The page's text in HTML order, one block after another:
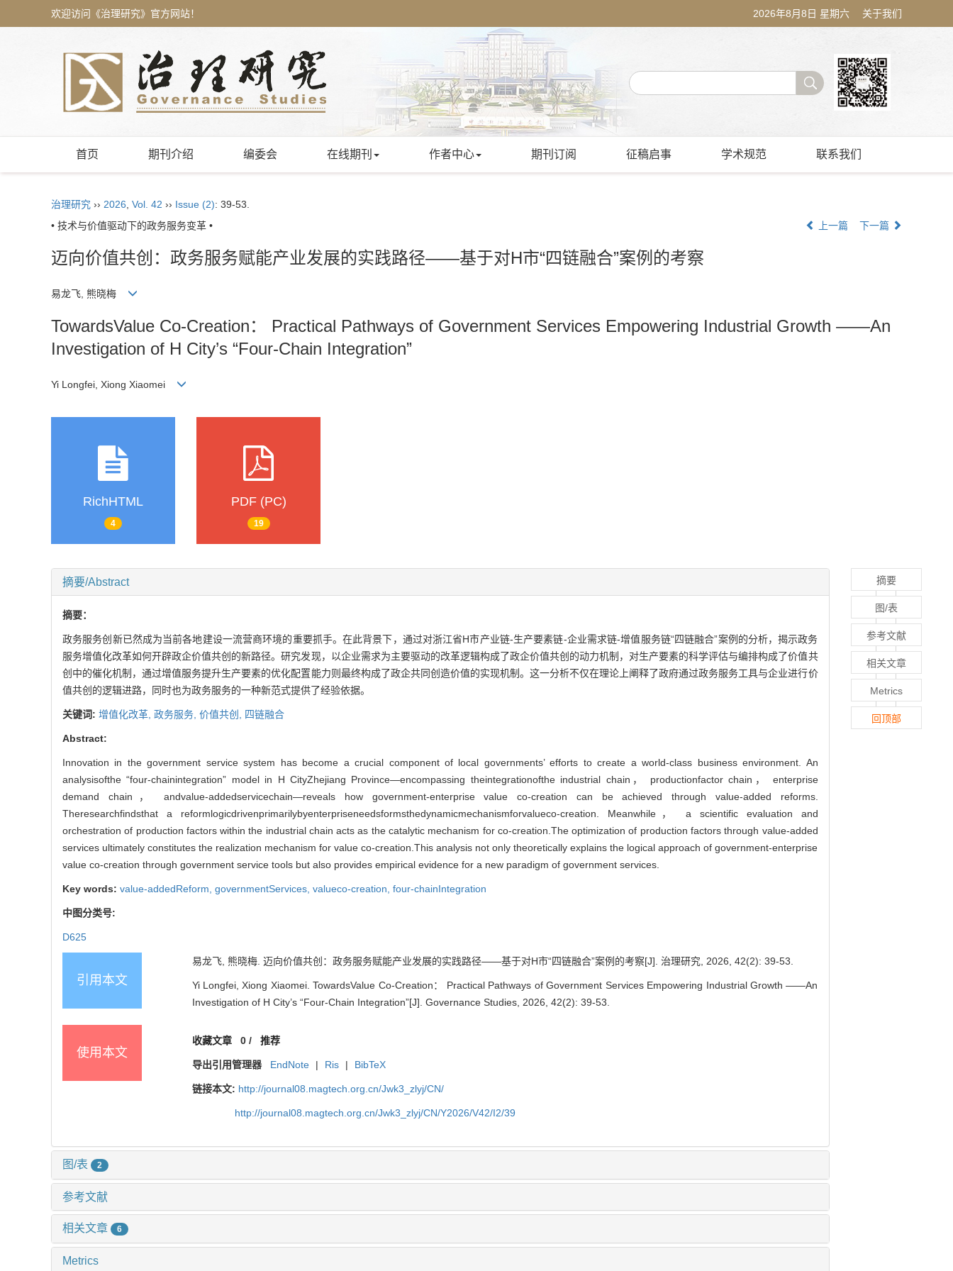
欢迎访问《治理研究》官方网站！ 2026年8月8日 星期六 关于我们
首页 期刊介绍 编委会 在线期刊 作者中心 期刊订阅 征稿启事 学术规范 联系我们
治理研究 ›› 2026 Vol. 42 ›› Issue (2): 39-53.
• 技术与价值驱动下的政务服务变革 •
上一篇 下一篇
迈向价值共创：政务服务赋能产业发展的实践路径——基于对H市“四链融合”案例的考察
易龙飞, 熊晓梅
TowardsValue Co-Creation： Practical Pathways of Government Services Empowering Industrial Growth ——An
Investigation of H City’s “Four-Chain Integration”
Yi Longfei, Xiong Xiaomei
RichHTML
4
PDF (PC)
19
摘要/Abstract
摘要：
政务服务创新已然成为当前各地建设一流营商环境的重要抓手。在此背景下，通过对浙江省H市产业链-生产要素链-企业需求链-增值服务链“四链融合”案例的分析，揭示政务
服务增值化改革如何开辟政企价值共创的新路径。研究发现，以企业需求为主要驱动的改革逻辑构成了政企价值共创的动力机制，对生产要素的科学评估与编排构成了价值共
创中的催化机制，通过增值服务提升生产要素的优化配置能力则最终构成了政企共同创造价值的实现机制。这一分析不仅在理论上阐释了政府通过政务服务工具与企业进行价
值共创的逻辑进路，同时也为政务服务的一种新范式提供了经验依据。
关键词: 增值化改革, 政务服务, 价值共创, 四链融合
Abstract:
Innovation in the government service system has become a crucial component of local governments’ efforts to create a world-class business environment. An
analysisofthe “four-chainintegration” model in H CityZhejiang Province—encompassing theintegrationofthe industrial chain， productionfactor chain， enterprise
demand chain， andvalue-addedservicechain—reveals how government-enterprise value co-creation can be achieved through value-added reforms.
Theresearchfindsthat a reformlogicdrivenprimarilybyenterpriseneedsformsthedynamicmechanismforvalueco-creation. Meanwhile， a scientific evaluation and
orchestration of production factors within the industrial chain acts as the catalytic mechanism for co-creation.The optimization of production factors through value-added
services ultimately constitutes the realization mechanism for value co-creation.This analysis not only theoretically explains the logical approach of government-enterprise
value co-creation through government service tools but also provides empirical evidence for a new paradigm of government services.
Key words: value-addedReform, governmentServices, valueco-creation, four-chainIntegration
中图分类号:
D625
引用本文
易龙飞, 熊晓梅. 迈向价值共创：政务服务赋能产业发展的实践路径——基于对H市“四链融合”案例的考察[J]. 治理研究, 2026, 42(2): 39-53.
Yi Longfei, Xiong Xiaomei. TowardsValue Co-Creation： Practical Pathways of Government Services Empowering Industrial Growth ——An
Investigation of H City’s “Four-Chain Integration”[J]. Governance Studies, 2026, 42(2): 39-53.
使用本文
收藏文章 0 /推荐
导出引用管理器 EndNote | Ris | BibTeX
链接本文: http://journal08.magtech.org.cn/Jwk3_zlyj/CN/
http://journal08.magtech.org.cn/Jwk3_zlyj/CN/Y2026/V42/I2/39
图/表 2
参考文献
相关文章 6
Metrics
摘要
图/表
参考文献
相关文章
Metrics
回顶部